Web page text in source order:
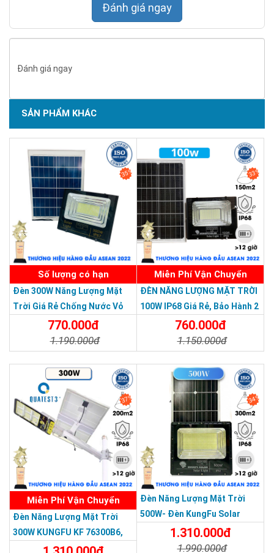
Tấm Pin Mặt Trời loại A+, đường cong IV hoàn chỉnh. Hiệu suất
chuyển đổi năng lượng trên 19.5%.
Tấm pin năng lượng mặt trời sử dụng chip đặc biệt phù hợp
cho việc phát điện vào ngày mây, có hiệu quả phát điện tốt
trong ánh sáng yếu.
SẢN PHẨM CHẤT LƯỢNG - DỊCH VỤ TIN DÙNG LẦN VII - 2020
THƯƠNG HIỆU HÀNG ĐẦU ASEAN 2022
Đánh giá ngay
Đánh giá ngay
SẢN PHẨM KHÁC
35%
Số lượng có hạn
Đèn 300W Năng Lượng Mặt
Trời Giá Rẻ Chống Nước Vỏ
Nhôm Đúc770.000đ
1.190.000đ
33%
Miễn Phí Vận Chuyển
ĐÈN NĂNG LƯỢNG MẶT TRỜI
100W IP68 Giá Rẻ, Bảo Hành 2
760.000đ
1.150.000đ
37%
Miễn Phí Vận Chuyển
Đèn Năng Lượng Mặt Trời
300W KUNGFU KF 76300B6,
IP68, Bảng Giá 2026
34%
Đèn Năng Lượng Mặt Trời
500W- Đèn KungFu Solar
Năng Lượng Mặt Trời 500W,IP
67 Loại Lớn
1.310.000đ
1.990.000đ